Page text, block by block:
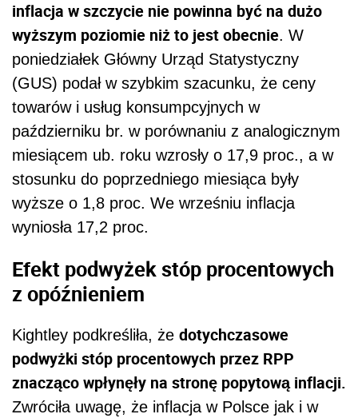
inflacja w szczycie nie powinna być na dużo
wyższym poziomie niż to jest obecnie. W
poniedziałek Główny Urząd Statystyczny
(GUS) podał w szybkim szacunku, że ceny
towarów i usług konsumpcyjnych w
październiku br. w porównaniu z analogicznym
miesiącem ub. roku wzrosły o 17,9 proc., a w
stosunku do poprzedniego miesiąca były
wyższe o 1,8 proc. We wrześniu inflacja
wyniosła 17,2 proc.
Efekt podwyżek stóp procentowych
z opóźnieniem
Kightley podkreśliła, że dotychczasowe
podwyżki stóp procentowych przez RPP
znacząco wpłynęły na stronę popytową inflacji.
Zwróciła uwagę, że inflacja w Polsce jak i w